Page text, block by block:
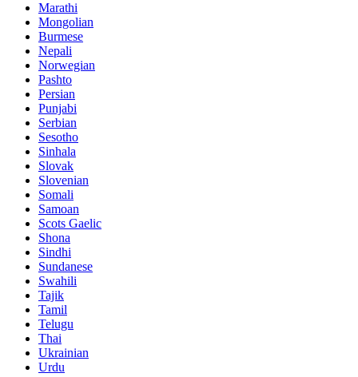
Marathi
Mongolian
Burmese
Nepali
Norwegian
Pashto
Persian
Punjabi
Serbian
Sesotho
Sinhala
Slovak
Slovenian
Somali
Samoan
Scots Gaelic
Shona
Sindhi
Sundanese
Swahili
Tajik
Tamil
Telugu
Thai
Ukrainian
Urdu